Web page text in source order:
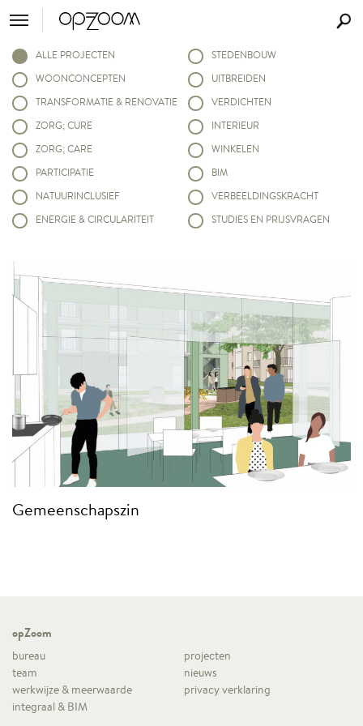
ALLE PROJECTEN
WOONCONCEPTEN
TRANSFORMATIE & RENOVATIE
ZORG; CURE
ZORG; CARE
PARTICIPATIE
NATUURINCLUSIEF
ENERGIE & CIRCULARITEIT
STEDENBOUW
UITBREIDEN
VERDICHTEN
INTERIEUR
WINKELEN
BIM
VERBEELDINGSKRACHT
STUDIES EN PRIJSVRAGEN
Gemeenschapszin
opZoom
bureau
projecten
team
nieuws
werkwijze & meerwaarde
privacy verklaring
integraal & BIM